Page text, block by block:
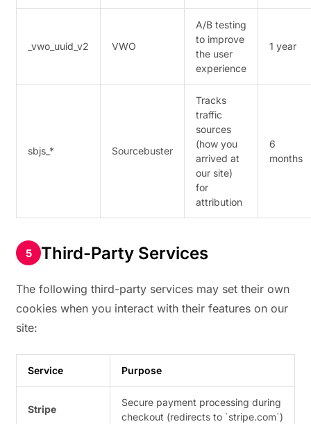
_vwo_uuid_v2 VWO
A/B testing
to improve
the user
experience
1 year
sbjs_* Sourcebuster
Tracks
traffic
sources
(how you
arrived at
our site)
for
attribution
6
months
Third-Party Services
The following third-party services may set their own
cookies when you interact with their features on our
site:
Service Purpose
Stripe
Secure payment processing during
checkout (redirects to `stripe.com`)